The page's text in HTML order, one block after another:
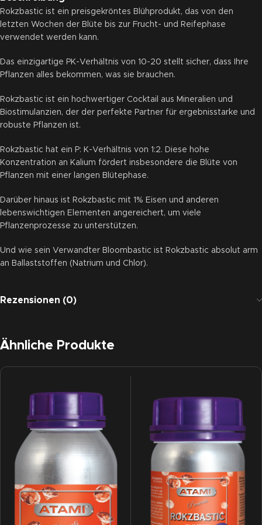
Rokzbastic ist ein preisgekröntes Blühprodukt, das von den
letzten Wochen der Blüte bis zur Frucht- und Reifephase
verwendet werden kann.
Das einzigartige PK-Verhältnis von 10-20 stellt sicher, dass Ihre
Pflanzen alles bekommen, was sie brauchen.
Rokzbastic ist ein hochwertiger Cocktail aus Mineralien und
Biostimulanzien, der der perfekte Partner für ergebnisstarke und
robuste Pflanzen ist.
Rokzbastic hat ein P: K-Verhältnis von 1:2. Diese hohe
Konzentration an Kalium fördert insbesondere die Blüte von
Pflanzen mit einer langen Blütephase.
Darüber hinaus ist Rokzbastic mit 1% Eisen und anderen
lebenswichtigen Elementen angereichert, um viele
Pflanzenprozesse zu unterstützen.
Und wie sein Verwandter Bloombastic ist Rokzbastic absolut arm
an Ballaststoffen (Natrium und Chlor).
Rezensionen (0)
Ähnliche Produkte